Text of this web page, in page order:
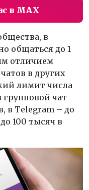
в MAX
в
общаться до 1
отличием
в других
лимит числа
групповой чат
в Telegram – до
100 тысяч в